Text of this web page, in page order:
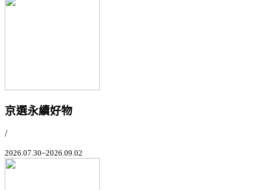
京選永續好物
/
2026.07.30~2026.09.02